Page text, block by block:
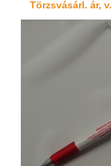
Törzsvásárl. ár,